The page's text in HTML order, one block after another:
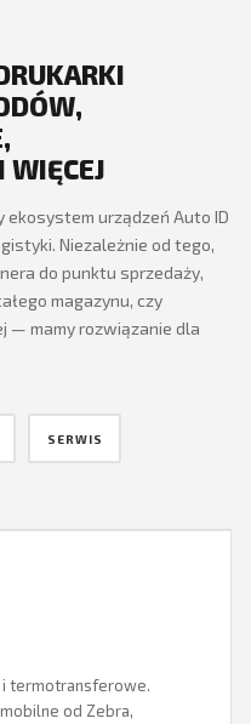
WIĘCEJ
urządzeń Auto ID
Niezależnie od tego,
do punktu sprzedaży,
magazynu, czy
— mamy rozwiązanie dla
SERWIS
i termotransferowe.
od Zebra,